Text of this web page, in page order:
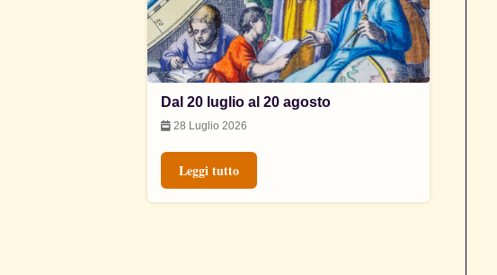
Dal 20 luglio al 20 agosto
28 Luglio 2026
Leggi tutto